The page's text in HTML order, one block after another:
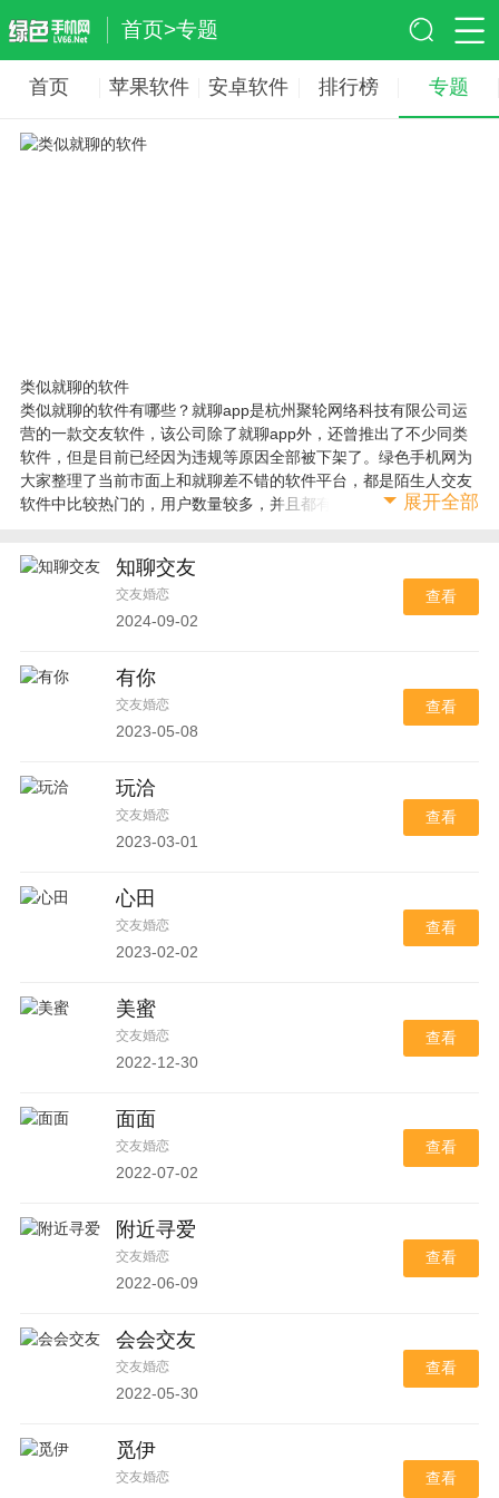
首页>专题
首页 苹果软件 安卓软件 排行榜 专题
类似就聊的软件
类似就聊的软件有哪些？就聊app是杭州聚轮网络科技有限公司运
营的一款交友软件，该公司除了就聊app外，还曾推出了不少同类
软件，但是目前已经因为违规等原因全部被下架了。绿色手机网为
大家整理了当前市面上和就聊差不错的软件平台，都是陌生人交友
软件中比较热门的，用户数量较多，并且都有赚钱功能，用户可通
展开全部
知聊交友
交友婚恋
2024-09-02
查看
有你
交友婚恋
2023-05-08
查看
玩洽
交友婚恋
2023-03-01
查看
心田
交友婚恋
2023-02-02
查看
美蜜
交友婚恋
2022-12-30
查看
面面
交友婚恋
2022-07-02
查看
附近寻爱
交友婚恋
2022-06-09
查看
会会交友
交友婚恋
2022-05-30
查看
觅伊
交友婚恋 查看